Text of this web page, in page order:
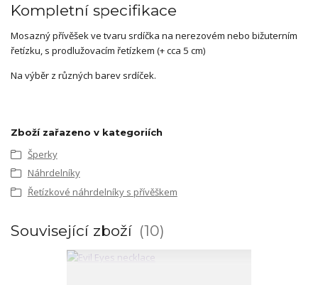
Kompletní specifikace
Mosazný přívěšek ve tvaru srdíčka na nerezovém nebo bižuterním
řetízku, s prodlužovacím řetízkem (+ cca 5 cm)
Na výběr z různých barev srdíček.
Zboží zařazeno v kategoriích
Šperky
Náhrdelníky
Řetízkové náhrdelníky s přívěškem
Související zboží 10